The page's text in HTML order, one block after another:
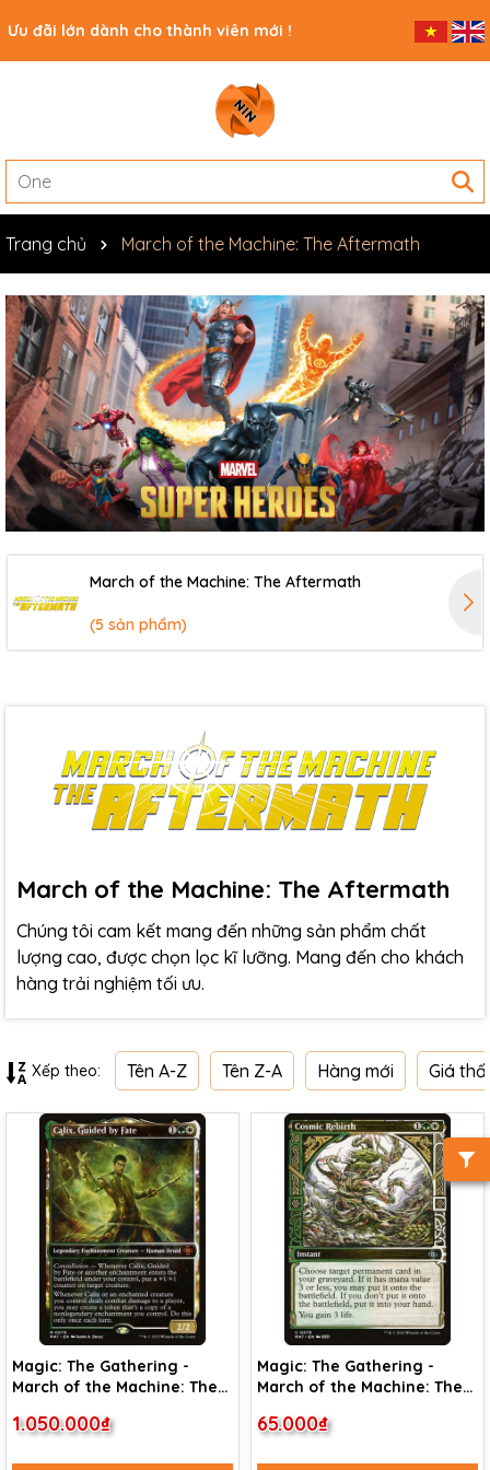
Ưu đãi lớn dành cho thành viên mới !
Trang chủ March of the Machine: The Aftermath
March of the Machine: The Aftermath
(5 sản phẩm)
March of the Machine: The Aftermath
Chúng tôi cam kết mang đến những sản phẩm chất
lượng cao, được chọn lọc kĩ lưỡng. Mang đến cho khách
hàng trải nghiệm tối ưu.
Xếp theo: Tên A-Z Tên Z-A Hàng mới Giá
Magic: The Gathering -
March of the Machine: The
by Fate (76)
1.050.000₫
Magic: The Gathering -
March of the Machine: The
(78) Foil
65.000₫